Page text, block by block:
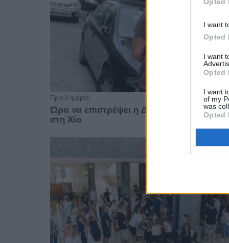
I want
Opted
I want
Opted
I want
of my
was
Opted
Πριν 3 ημέρες
Ώρα να επιστρέψει η Δημοτική Αστυνομία
στη Χίο